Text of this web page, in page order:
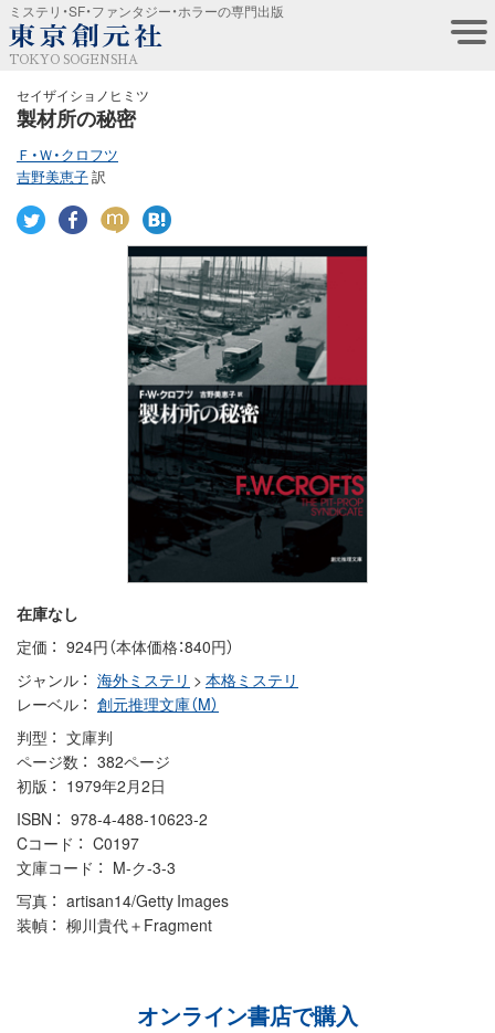
ミステリ・SF・ファンタジー・ホラーの専門出版
TOKYO SOGENSHA
セイザイショノヒミツ
製材所の秘密
Ｆ・Ｗ・クロフツ
吉野美恵子訳
在庫なし
定価
924円（本体価格：840円）
ジャンル
海外ミステリ > 本格ミステリ
レーベル
創元推理文庫（M）
判型
文庫判
ページ数
382ページ
初版
1979年2月2日
ISBN
978-4-488-10623-2
Cコード
C0197
文庫コード
M-ク-3-3
写真
artisan14/Getty Images
装幀
柳川貴代＋Fragment
オンライン書店で購入